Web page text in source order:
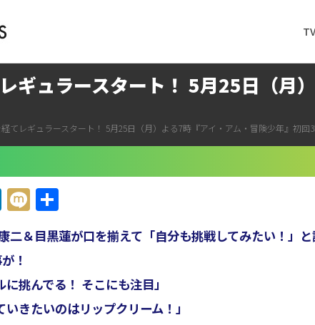
ギュラースタート！ 5月25日（月
てレギュラースタート！ 5月25日（月）よる7時『アイ・アム・冒険少年』初回
LinkedIn
Mixi
有
＆目黒蓮が口を揃えて「自分も挑戦してみたい！」
！
挑んでる！ そこにも注目」
きたいのはリップクリーム！」